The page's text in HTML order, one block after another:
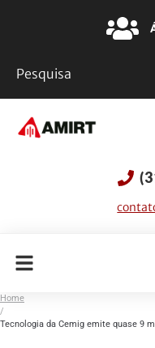
Home
/
Tecnologia da Cemig emite quase 9